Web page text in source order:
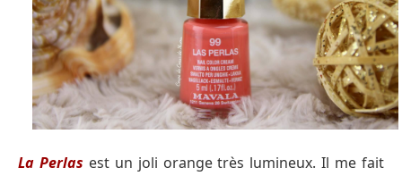
La Perlas est un joli orange très lumineux. Il me fait